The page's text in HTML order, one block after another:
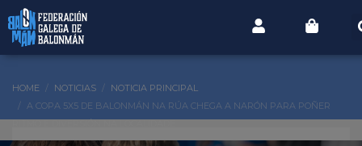
HOME NOTICIAS
NOTICIA PRINCIPAL
A COPA 5X5 DE BALONMÁN NA RÚA CHEGA A NARÓN PARA POÑER